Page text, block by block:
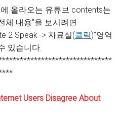
올라오는 유튜브 contents는
체 내용"을 보시려면
2 Speak -> 자료실(클릭)"영역
있습니다.
Users Disagree About